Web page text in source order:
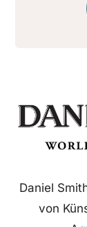
Daniel
von